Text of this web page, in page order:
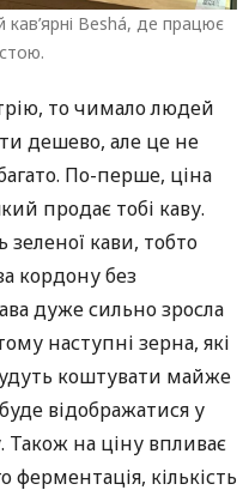
кав’ярні Beshá, де працює
то чимало людей
дешево, але це не
По-перше, ціна
продає тобі каву.
кави, тобто
кордону без
дуже сильно зросла
наступні зерна, які
коштувати майже
відображатися у
Також на ціну впливає
ферментація, кількість